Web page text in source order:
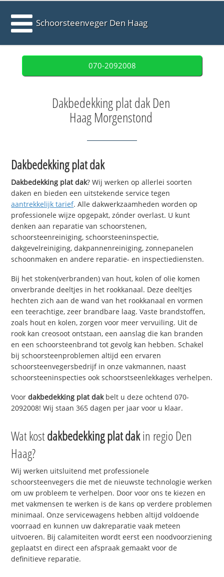
Schoorsteenveger Den Haag
070-2092008
Dakbedekking plat dak Den
Haag Morgenstond
Dakbedekking plat dak
Dakbedekking plat dak? Wij werken op allerlei soorten
daken en bieden een uitstekende service tegen
aantrekkelijk tarief. Alle dakwerkzaamheden worden op
professionele wijze opgepakt, zónder overlast. U kunt
denken aan reparatie van schoorstenen,
schoorsteenreiniging, schoorsteeninspectie,
dakgevelreiniging, dakpannenreiniging, zonnepanelen
schoonmaken en andere reparatie- en inspectiediensten.
Bij het stoken(verbranden) van hout, kolen of olie komen
onverbrande deeltjes in het rookkanaal. Deze deeltjes
hechten zich aan de wand van het rookkanaal en vormen
een teerachtige, zeer brandbare laag. Vaste brandstoffen,
zoals hout en kolen, zorgen voor meer vervuiling. Uit de
rook kan creosoot ontstaan, een aanslag die kan branden
en een schoorsteenbrand tot gevolg kan hebben. Schakel
bij schoorsteenproblemen altijd een ervaren
schoorsteenvegersbedrijf in onze vakmannen, naast
schoorsteeninspecties ook schoorstseenlekkages verhelpen.
Voordakbedekking plat dakbelt u deze ochtend 070-
2092008! Wij staan 365 dagen per jaar voor u klaar.
Wat kostdakbedekking plat dakin regio Den
Haag?
Wij werken uitsluitend met professionele
schoorsteenvegers die met de nieuwste technologie werken
om uw probleem te verhelpen. Door voor ons te kiezen en
met vakmensen te werken is de kans op verdere problemen
minimaal. Onze servicewagens hebben altijd voldoende
voorraad en kunnen uw dakreparatie vaak meteen
uitvoeren. Bij calamiteiten wordt eerst een noodvoorziening
geplaatst en direct een afspraak gemaakt voor de
definitieve reparatie.